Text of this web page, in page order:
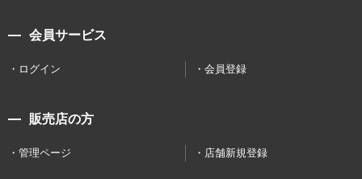
会員サービス
ログイン 会員登録
販売店の方
管理ページ 店舗新規登録